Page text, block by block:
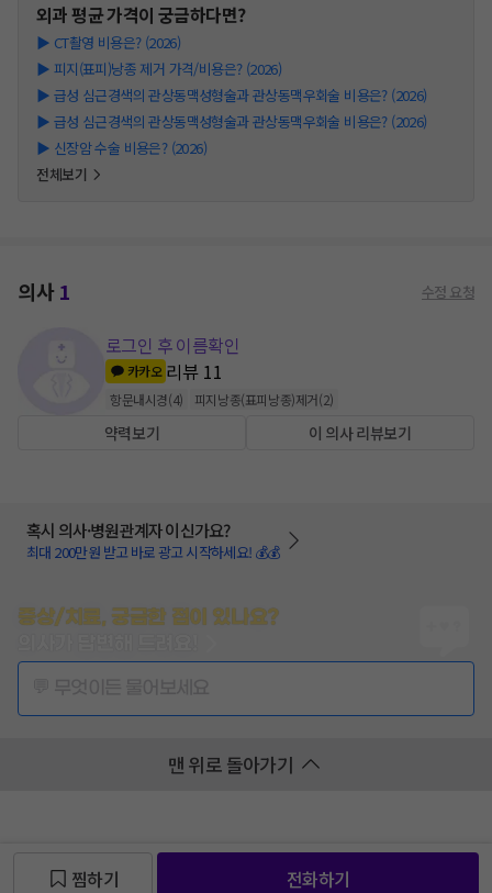
외과평균 가격이 궁금하다면?
▶ CT촬영 비용은? (2026)
▶ 피지(표피)낭종 제거 가격/비용은? (2026)
▶ 급성 심근경색의 관상동맥성형술과 관상동맥우회술 비용은? (2026)
▶ 급성 심근경색의 관상동맥성형술과 관상동맥우회술 비용은? (2026)
▶ 신장암 수술 비용은? (2026)
전체보기
의사1 수정 요청
로그인 후 이름확인
카카오 리뷰 11
항문내시경(4) 피지낭종(표피낭종)제거(2)
약력보기 이 의사 리뷰보기
혹시 의사·병원관계자 이신가요?
최대 200만원 받고 바로 광고 시작하세요! 💰💰
증상/치료, 궁금한 점이 있나요?
맨 위로 돌아가기
찜하기 전화하기